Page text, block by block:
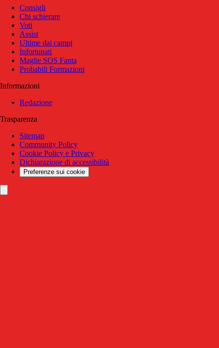
Consigli
Chi schierare
Voti
Assist
Ultime dai campi
Infortunati
Maglie SOS Fanta
Probabili Formazioni
Informazioni
Redazione
Trasparenza
Sitemap
Community Policy
Cookie Policy e Privacy
Dichiarazione di accessibilità
Preferenze sui cookie